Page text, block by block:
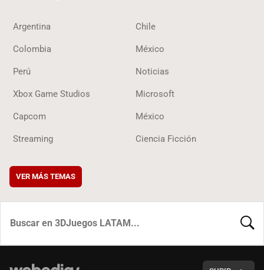
Argentina Chile
Colombia México
Perú Noticias
Xbox Game Studios Microsoft
Capcom México
Streaming Ciencia Ficción
VER MÁS TEMAS